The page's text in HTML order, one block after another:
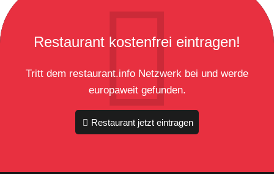
Restaurant kostenfrei eintragen!
Tritt dem restaurant.info Netzwerk bei und werde
europaweit gefunden.
Restaurant jetzt eintragen